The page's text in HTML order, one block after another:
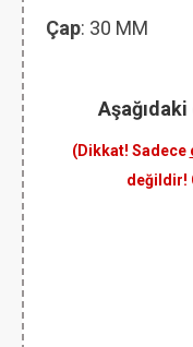
Çap: 30 MM
(Dikkat! Sadece
değildir!